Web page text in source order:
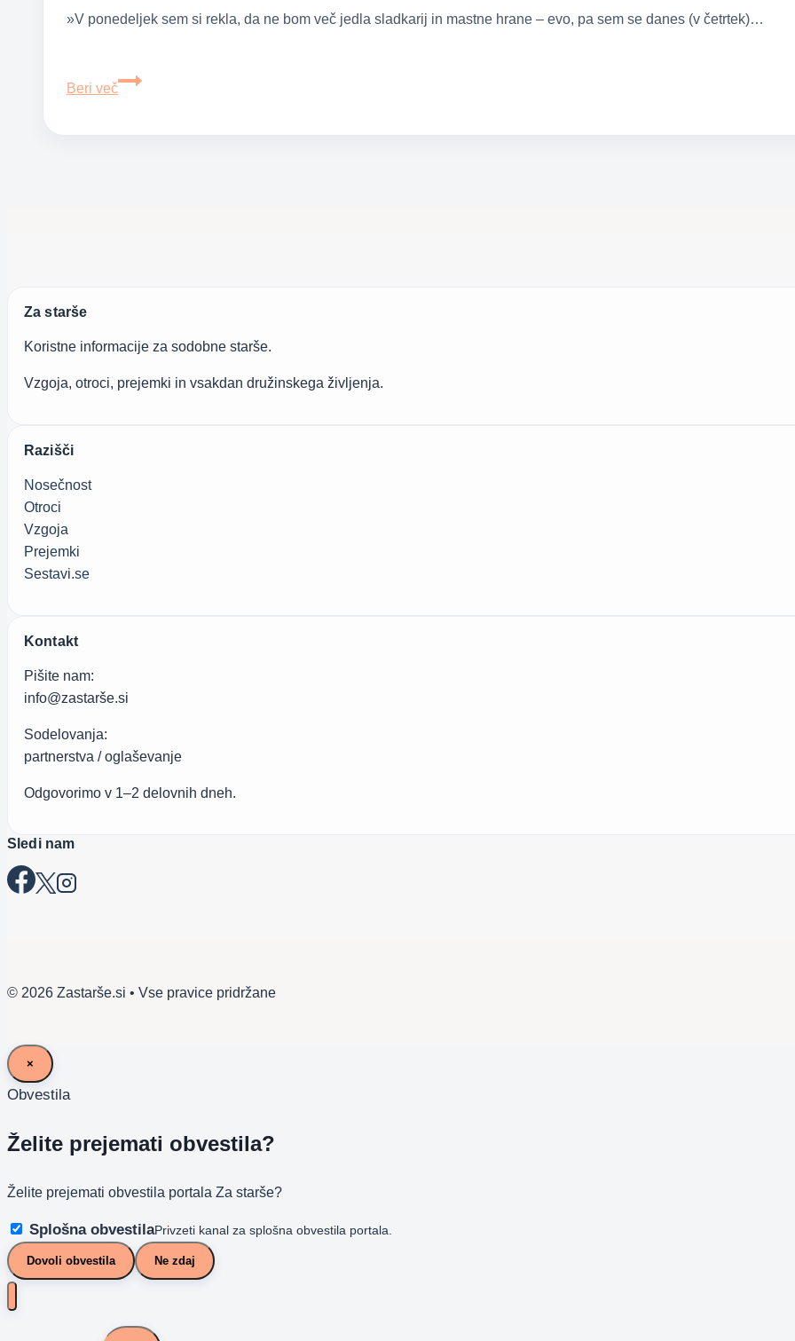
»V ponedeljek sem si rekla, da ne bom več jedla sladkarij in mastne hrane – evo, pa sem se danes (v četrtek)…
Beri več
Čustvena
Za starše
Koristne informacije za sodobne starše.
Vzgoja, otroci, prejemki in vsakdan družinskega življenja.
Razišči
Nosečnost
Otroci
Vzgoja
Prejemki
Sestavi.se
Kontakt
Pišite nam:
info@zastarše.si
Sodelovanja:
partnerstva / oglaševanje
Odgovorimo v 1–2 delovnih dneh.
Sledi nam
© 2026 Zastarše.si • Vse pravice pridržane
×
Obvestila
Želite prejemati obvestila?
Želite prejemati obvestila portala Za starše?
Splošna obvestilaPrivzeti kanal za splošna obvestila portala.
Dovoli obvestila Ne zdaj